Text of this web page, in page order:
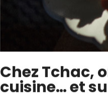
Chez Tchac,
cuisine… et